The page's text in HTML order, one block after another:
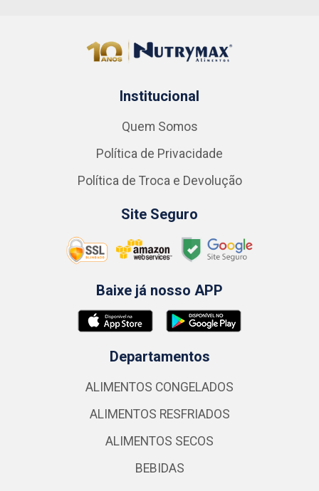
Institucional
Quem Somos
Política de Privacidade
Política de Troca e Devolução
Site Seguro
Baixe já nosso APP
Departamentos
ALIMENTOS CONGELADOS
ALIMENTOS RESFRIADOS
ALIMENTOS SECOS
BEBIDAS